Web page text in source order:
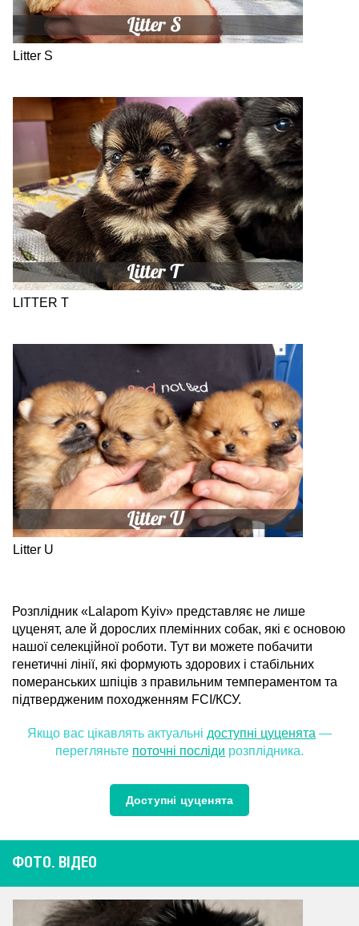
Litter S
LITTER T
Litter U
Розплідник «Lalapom Kyiv» представляє не лише
цуценят, але й дорослих племінних собак, які є основою
нашої селекційної роботи. Тут ви можете побачити
генетичні лінії, які формують здорових і стабільних
померанських шпіців з правильним темпераментом та
підтвердженим походженням FCI/КСУ.
Якщо вас цікавлять актуальні доступні цуценята —
перегляньте поточні посліди розплідника.
Доступні цуценята
ФОТО. ВІДЕО